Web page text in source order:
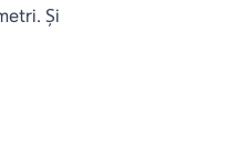
Și